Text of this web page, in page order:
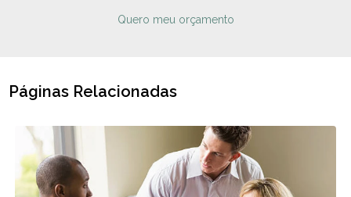
Quero meu orçamento
Páginas Relacionadas